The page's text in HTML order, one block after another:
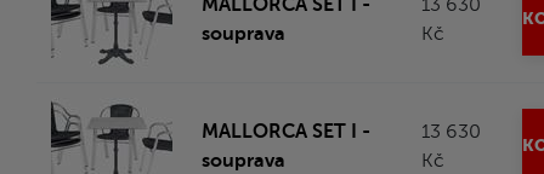
MALLORCA SET I -
souprava
13 630
Kč
MALLORCA SET I -
souprava
13 630
Kč